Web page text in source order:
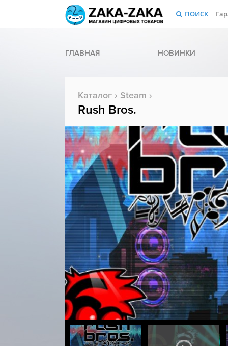
ПОИСК
ГЛАВНАЯ НОВИНКИ
Каталог › Steam ›
Rush Bros.